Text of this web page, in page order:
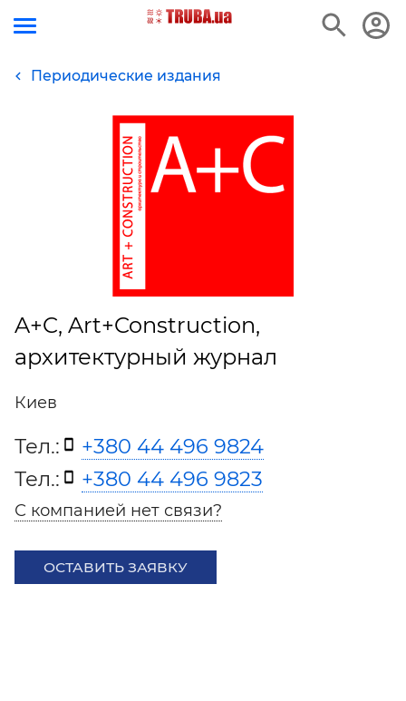
Периодические издания
A+C, Art+Construction,
архитектурный журнал
Киев
Тел.:
+380 44 496 9824
Тел.:
+380 44 496 9823
С компанией нет связи?
ОСТАВИТЬ ЗАЯВКУ